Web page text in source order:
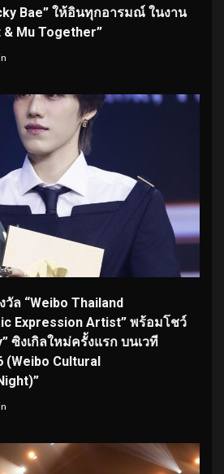
Bae” ให้อินทุกอารมณ์ ในงาน
Mu Together”
วัล “Weibo Thailand
Expression Artist” พร้อมโชว์
ซิงเกิลใหม่ครั้งแรก บนเวที
(Weibo Cultural